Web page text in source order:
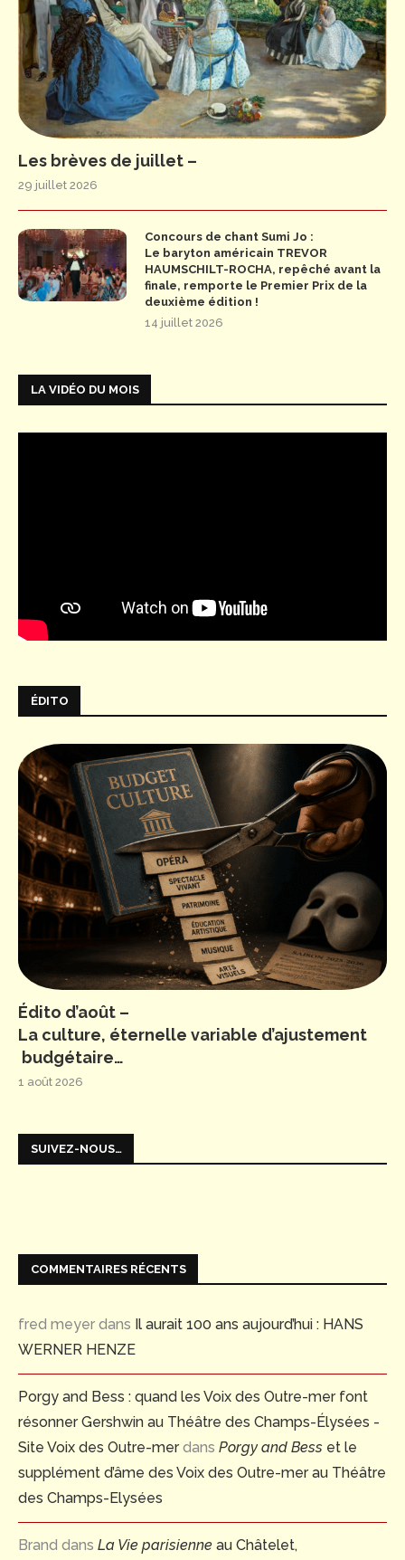
Les brèves de juillet –
29 juillet 2026
Concours de chant Sumi Jo :
Le baryton américain TREVOR
HAUMSCHILT-ROCHA, repêché avant la
finale, remporte le Premier Prix de la
deuxième édition !
14 juillet 2026
LA VIDÉO DU MOIS
ÉDITO
Édito d’août –
La culture, éternelle variable d’ajustement
budgétaire…
1 août 2026
SUIVEZ-NOUS…
COMMENTAIRES RÉCENTS
fred meyer dans Il aurait 100 ans aujourd’hui : HANS
WERNER HENZE
Porgy and Bess : quand les Voix des Outre-mer font
résonner Gershwin au Théâtre des Champs-Élysées -
Site Voix des Outre-merdans Porgy and Bess et le
supplément d’âme des Voix des Outre-mer au Théâtre
des Champs-Elysées
Brand dans La Vie parisienne au Châtelet,